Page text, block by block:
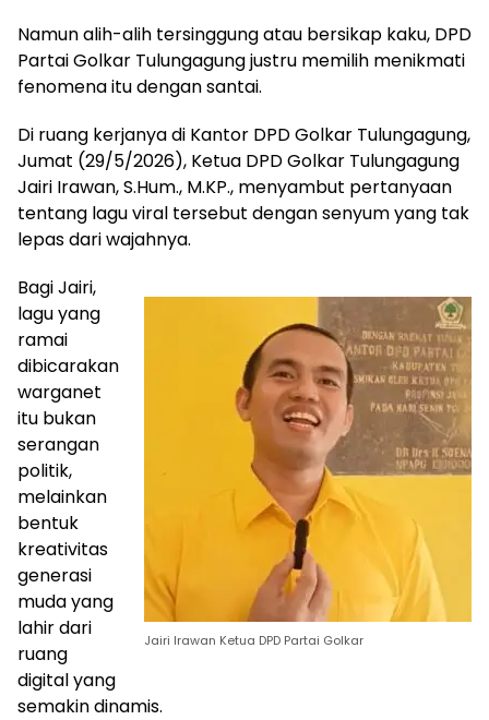
Namun alih-alih tersinggung atau bersikap kaku, DPD
Partai Golkar Tulungagung justru memilih menikmati
fenomena itu dengan santai.
Di ruang kerjanya di Kantor DPD Golkar Tulungagung,
Jumat (29/5/2026), Ketua DPD Golkar Tulungagung
Jairi Irawan, S.Hum., M.KP., menyambut pertanyaan
tentang lagu viral tersebut dengan senyum yang tak
lepas dari wajahnya.
Jairi Irawan Ketua DPD Partai Golkar
Bagi Jairi,
lagu yang
ramai
dibicarakan
warganet
itu bukan
serangan
politik,
melainkan
bentuk
kreativitas
generasi
muda yang
lahir dari
ruang
digital yang
semakin dinamis.